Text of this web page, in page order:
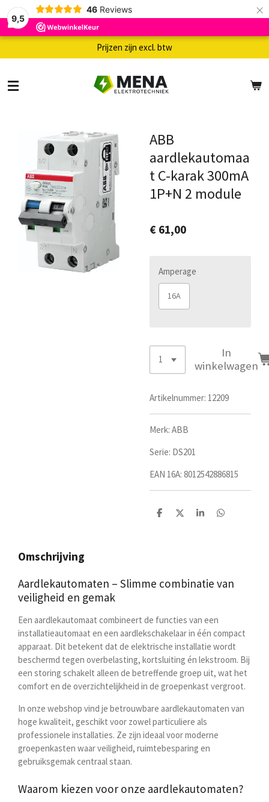
9,5
46 Reviews ×
Prijzen zijn excl. btw
ABB
aardlekautomaa
t C-karak 300mA
1P+N 2 module
€ 61,00
Amperage
16A
In
winkelwagen
Artikelnummer: 12209
Merk: ABB
Serie: DS201
EAN 16A: 8012542886815
D
D
S
D
Omschrijving
Aardlekautomaten – Slimme combinatie van
veiligheid en gemak
Een aardlekautomaat combineert de functies van een
installatieautomaat en een aardlekschakelaar in één compact
apparaat. Dit betekent dat de elektrische installatie wordt
beschermd tegen overbelasting, kortsluiting én lekstroom. Bij
een storing schakelt alleen de betreffende groep uit, wat het
comfort en de overzichtelijkheid in de groepenkast vergroot.
In onze webshop vind je betrouwbare aardlekautomaten van
hoge kwaliteit, geschikt voor zowel particuliere als
professionele installaties. Ze zijn ideaal voor moderne
groepenkasten waar veiligheid, ruimtebesparing en
gebruiksgemak centraal staan.
Waarom kiezen voor onze aardlekautomaten?